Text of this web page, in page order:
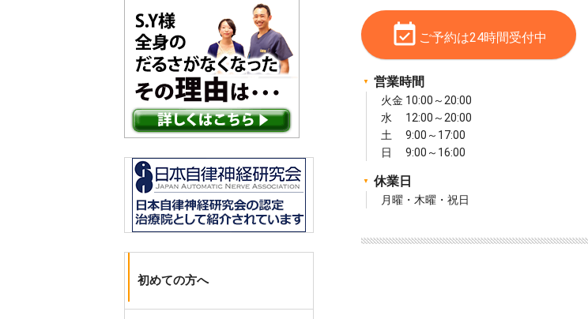
初めての方へ
event_available ご予約は24時間受付中
営業時間
火金 10:00～20:00
水 12:00～20:00
土 9:00～17:00
日 9:00～16:00
休業日
月曜・木曜・祝日